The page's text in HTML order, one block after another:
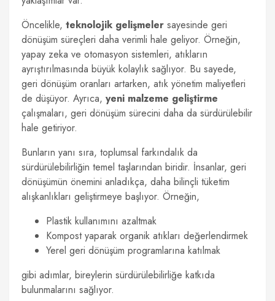
Öncelikle, teknolojik gelişmeler sayesinde geri
dönüşüm süreçleri daha verimli hale geliyor. Örneğin,
yapay zeka ve otomasyon sistemleri, atıkların
ayrıştırılmasında büyük kolaylık sağlıyor. Bu sayede,
geri dönüşüm oranları artarken, atık yönetim maliyetleri
de düşüyor. Ayrıca, yeni malzeme geliştirme
çalışmaları, geri dönüşüm sürecini daha da sürdürülebilir
hale getiriyor.
Bunların yanı sıra, toplumsal farkındalık da
sürdürülebilirliğin temel taşlarından biridir. İnsanlar, geri
dönüşümün önemini anladıkça, daha bilinçli tüketim
alışkanlıkları geliştirmeye başlıyor. Örneğin,
Plastik kullanımını azaltmak
Kompost yaparak organik atıkları değerlendirmek
Yerel geri dönüşüm programlarına katılmak
gibi adımlar, bireylerin sürdürülebilirliğe katkıda
bulunmalarını sağlıyor.